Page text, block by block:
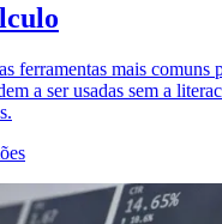
ferramentas mais comuns
a ser usadas sem a